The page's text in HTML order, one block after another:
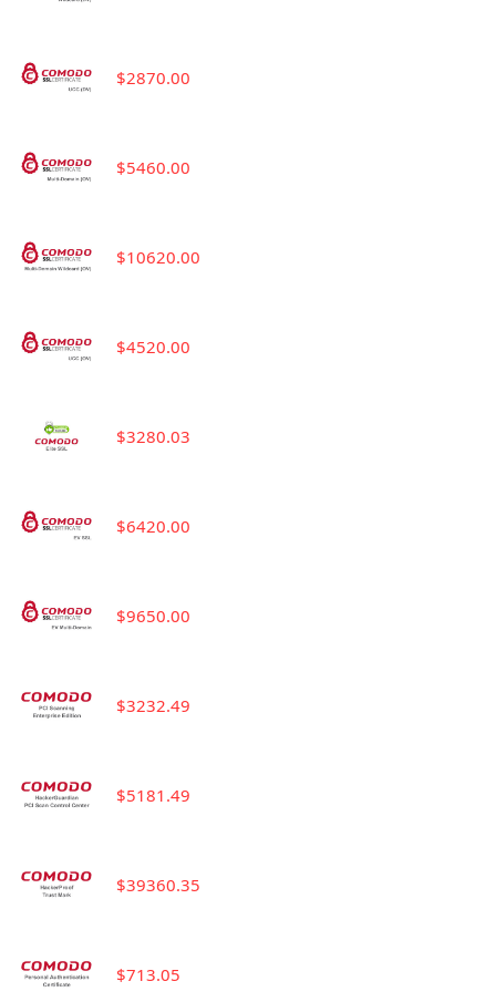
$2870.00
$5460.00
$10620.00
$4520.00
$3280.03
$6420.00
$9650.00
$3232.49
$5181.49
$39360.35
$713.05